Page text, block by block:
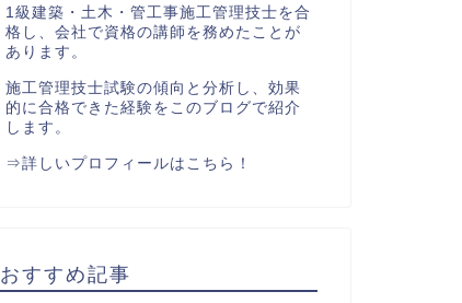
1級建築・土木・管工事施工管理技士を合
格し、会社で資格の講師を務めたことが
あります。
施工管理技士試験の傾向と分析し、効果
的に合格できた経験をこのブログで紹介
します。
⇒詳しいプロフィールはこちら！
おすすめ記事